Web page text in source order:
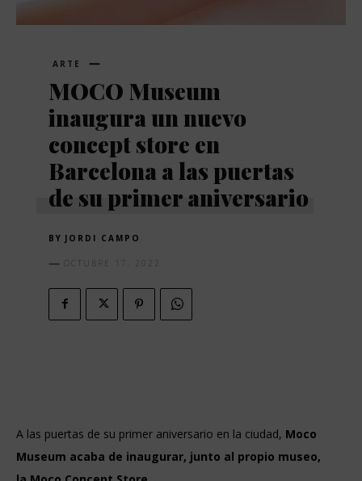
ARTE
MOCO Museum
inaugura un nuevo
concept store en
Barcelona a las puertas
de su primer aniversario
BY JORDI CAMPO
OCTUBRE 17, 2022
A las puertas de su primer aniversario en la ciudad, Moco
Museum acaba de inaugurar, junto al propio museo,